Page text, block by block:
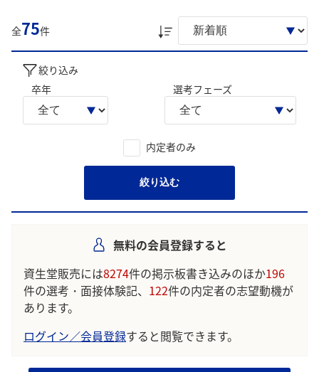
全75件
絞り込み
卒年
選考フェーズ
内定者のみ
絞り込む
無料の会員登録すると
資生堂販売には8274件の掲示板書き込みのほか196
件の選考・面接体験記、 122件の内定者の志望動機が
あります。
ログイン／会員登録すると閲覧できます。